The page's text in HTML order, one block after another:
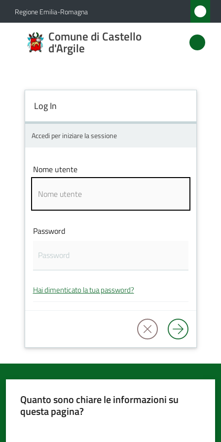
Vai al contenuto
Vai alla navigazione
Vai al footer
Regione Emilia-Romagna
Comune di Castello
d'Argile
Comune
di
Amministrazione
Servizi
Vivere
d'Argile
Amministrazione
argomenti...
Seguici
Log In
Accedi per iniziare la sessione
Nome utente
Password
Hai dimenticato la tua password?
Quanto sono chiare le informazioni su
questa pagina?